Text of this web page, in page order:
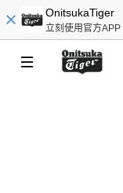
OnitsukaTiger
立刻使用官方APP